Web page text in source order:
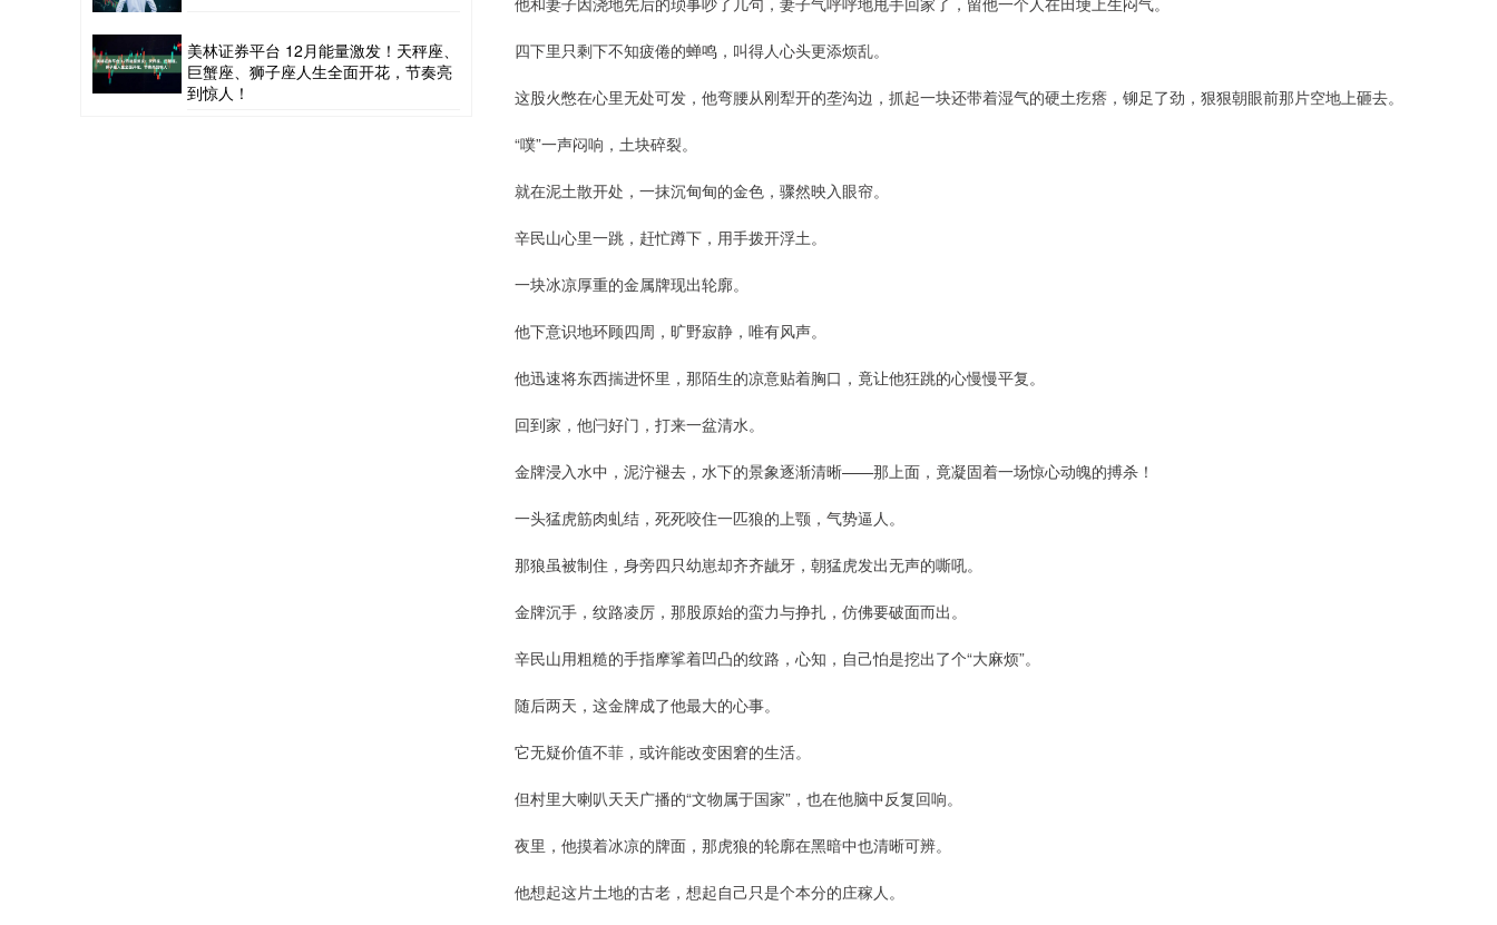
四下里只剩下不知疲倦的蝉鸣，叫得人心头更添烦乱。
这股火憋在心里无处可发，他弯腰从刚犁开的垄沟边，抓起一块还带着湿气的硬土疙瘩，铆足了劲，狠狠朝眼前那片空地上砸去。
“噗”一声闷响，土块碎裂。
就在泥土散开处，一抹沉甸甸的金色，骤然映入眼帘。
辛民山心里一跳，赶忙蹲下，用手拨开浮土。
一块冰凉厚重的金属牌现出轮廓。
他下意识地环顾四周，旷野寂静，唯有风声。
他迅速将东西揣进怀里，那陌生的凉意贴着胸口，竟让他狂跳的心慢慢平复。
回到家，他闩好门，打来一盆清水。
金牌浸入水中，泥泞褪去，水下的景象逐渐清晰——那上面，竟凝固着一场惊心动魄的搏杀！
一头猛虎筋肉虬结，死死咬住一匹狼的上颚，气势逼人。
那狼虽被制住，身旁四只幼崽却齐齐龇牙，朝猛虎发出无声的嘶吼。
金牌沉手，纹路凌厉，那股原始的蛮力与挣扎，仿佛要破面而出。
辛民山用粗糙的手指摩挲着凹凸的纹路，心知，自己怕是挖出了个“大麻烦”。
随后两天，这金牌成了他最大的心事。
它无疑价值不菲，或许能改变困窘的生活。
但村里大喇叭天天广播的“文物属于国家”，也在他脑中反复回响。
夜里，他摸着冰凉的牌面，那虎狼的轮廓在黑暗中也清晰可辨。
他想起这片土地的古老，想起自己只是个本分的庄稼人。
美林证券平台 12月能量激发！天秤座、
巨蟹座、狮子座人生全面开花，节奏亮
到惊人！